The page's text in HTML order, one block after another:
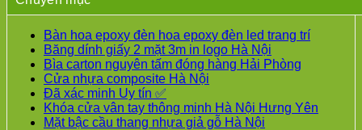
Bàn hoa epoxy đèn hoa epoxy đèn led trang trí
Băng dính giấy 2 mặt 3m in logo Hà Nội
Bìa carton nguyên tấm đóng hàng Hải Phòng
Cửa nhựa composite Hà Nội
Đã xác minh Uy tín ✅
Khóa cửa vân tay thông minh Hà Nội Hưng Yên
Mặt bậc cầu thang nhựa giả gỗ Hà Nội